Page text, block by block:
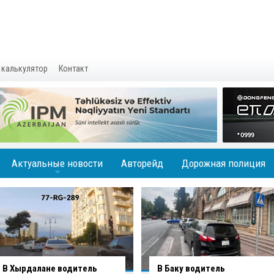
Контакт
Актуальные новости Авторейд Дорожная полиция
В Баку водитель
Вниманию водителей: на